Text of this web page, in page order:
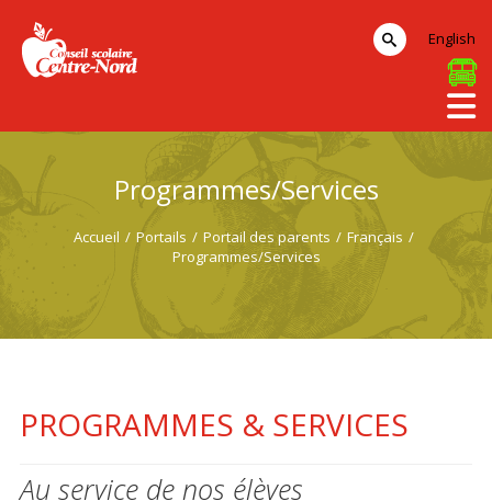
Programmes/Services
Accueil / Portails / Portail des parents / Français /
Programmes/Services
PROGRAMMES & SERVICES
Au service de nos élèves
English